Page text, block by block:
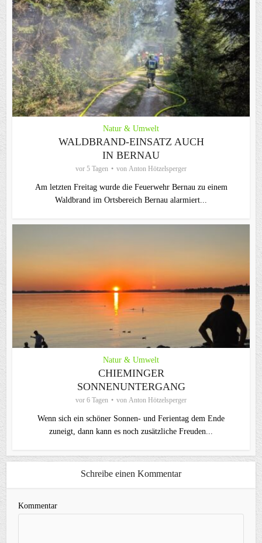
Natur & Umwelt
WALDBRAND-EINSATZ AUCH
IN BERNAU
vor 5 Tagen von Anton Hötzelsperger
Am letzten Freitag wurde die Feuerwehr Bernau zu einem
Waldbrand im Ortsbereich Bernau alarmiert...
Natur & Umwelt
CHIEMINGER
SONNENUNTERGANG
vor 6 Tagen von Anton Hötzelsperger
Wenn sich ein schöner Sonnen- und Ferientag dem Ende
zuneigt, dann kann es noch zusätzliche Freuden...
Schreibe einen Kommentar
Kommentar